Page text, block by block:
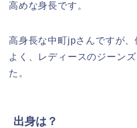
高めな身長です。
高身長な中町jpさんですが
よく、レディースのジーン
た。
出身は？